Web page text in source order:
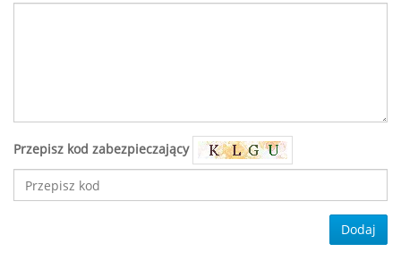
Przepisz kod zabezpieczający
Dodaj